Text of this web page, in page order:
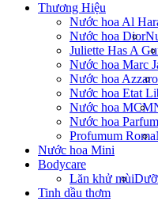
Thương Hiệu
Nước hoa Al
Nước hoa Dior
Juliette Has A
Nước hoa Marc
Nước hoa Azzaro
Nước hoa Etat
Nước hoa MCM
Nước hoa
Profumum Roma
Nước hoa Mini
Bodycare
Lăn khử mùi
Tinh dầu thơm